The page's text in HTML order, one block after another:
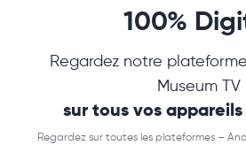
100%
Regardez notre
Museum TV
sur tous vos
Regardez sur toutes les plateformes –